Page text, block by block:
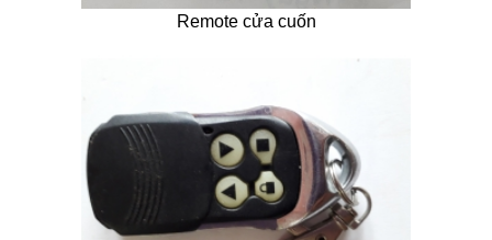
Remote cửa cuốn